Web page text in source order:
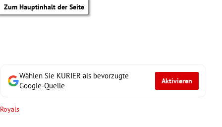
Zum Hauptinhalt der Seite
Wählen Sie KURIER als bevorzugte
Google-Quelle
Aktivieren
Royals